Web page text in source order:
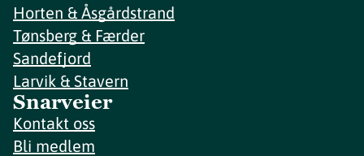
Horten & Åsgårdstrand
Tønsberg & Færder
Sandefjord
Larvik & Stavern
Snarveier
Kontakt oss
Bli medlem